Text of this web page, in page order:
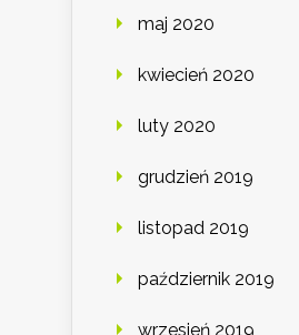
maj 2020
kwiecień 2020
luty 2020
grudzień 2019
listopad 2019
październik 2019
wrzesień 2019